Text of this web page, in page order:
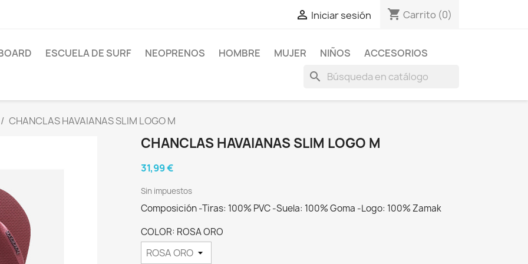
 Iniciar sesión shopping_cart Carrito (0)
ESCUELA DE SURF NEOPRENOS HOMBRE MUJER NIÑOS ACCESORIOS
search
CHANCLAS HAVAIANAS SLIM LOGO M
CHANCLAS HAVAIANAS SLIM LOGO M
31,99 €
Sin impuestos
Composición -Tiras: 100% PVC -Suela: 100% Goma -Logo: 100% Zamak
COLOR: ROSA ORO